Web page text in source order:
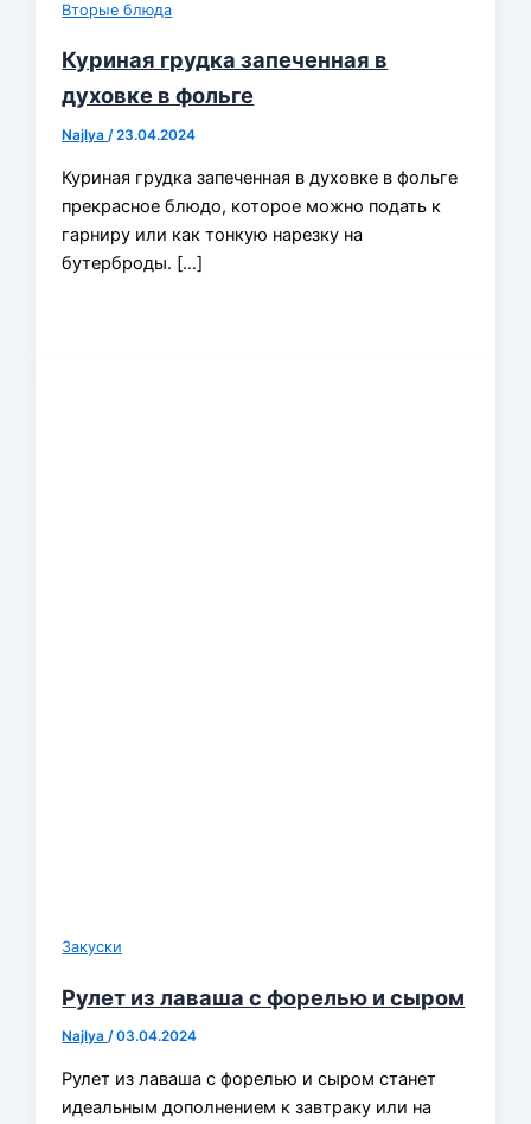
Вторые блюда
Куриная грудка запеченная в
духовке в фольге
Najlya/23.04.2024
Куриная грудка запеченная в духовке в фольге
прекрасное блюдо, которое можно подать к
гарниру или как тонкую нарезку на
бутерброды. […]
Закуски
Рулет из лаваша с форелью и сыром
Najlya/03.04.2024
Рулет из лаваша с форелью и сыром станет
идеальным дополнением к завтраку или на